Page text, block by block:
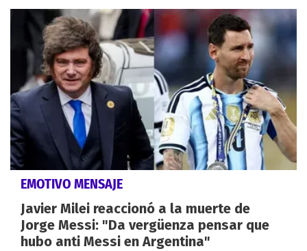
EMOTIVO MENSAJE
Javier Milei reaccionó a la muerte de
Jorge Messi: "Da vergüenza pensar que
hubo anti Messi en Argentina"